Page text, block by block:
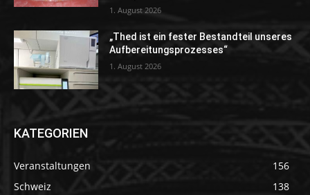
1. August 2026
„Thed ist ein fester Bestandteil unseres
Aufbereitungsprozesses“
1. August 2026
KATEGORIEN
Veranstaltungen
156
Schweiz
138